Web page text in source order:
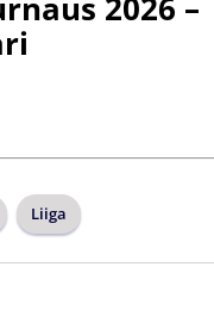
2026 –
Liiga